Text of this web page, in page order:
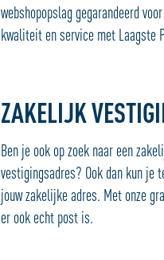
webshopopslag gegarandeerd
kwaliteit en service met Laagste
ZAKELIJK
Ben je ook op zoek naar een
vestigingsadres? Ook dan kun je
jouw zakelijke adres. Met onze
er ook echt post is.